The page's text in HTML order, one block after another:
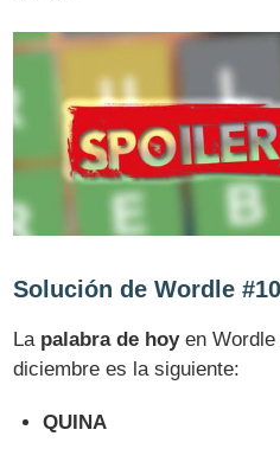
Solución de Wordle
La palabra de hoyen Wordle
diciembre es la siguiente:
QUINA